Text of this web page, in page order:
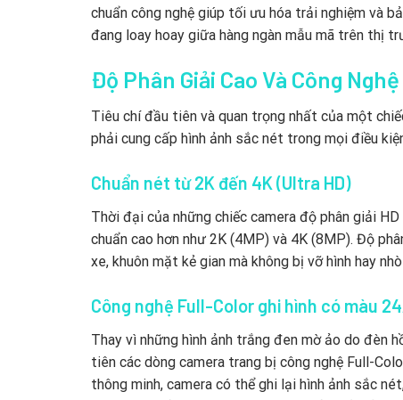
chuẩn công nghệ giúp tối ưu hóa trải nghiệm và
đang loay hoay giữa hàng ngàn mẫu mã trên thị
Độ Phân Giải Cao Và Công
Tiêu chí đầu tiên và quan trọng nhất của một
phải cung cấp hình ảnh sắc nét trong mọi điều
Chuẩn nét từ 2K đến 4K (Ultra HD)
Thời đại của những chiếc camera độ phân giải
chuẩn cao hơn như 2K (4MP) và 4K (8MP). Độ
xe, khuôn mặt kẻ gian mà không bị vỡ hình hay
Công nghệ Full-Color ghi hình có màu
Thay vì những hình ảnh trắng đen mờ ảo do đèn
tiên các dòng camera trang bị công nghệ Full-
thông minh, camera có thể ghi lại hình ảnh sắc